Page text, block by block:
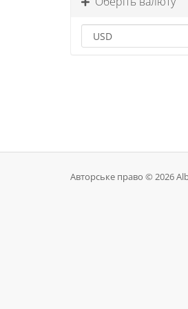
Авторське право © 2026